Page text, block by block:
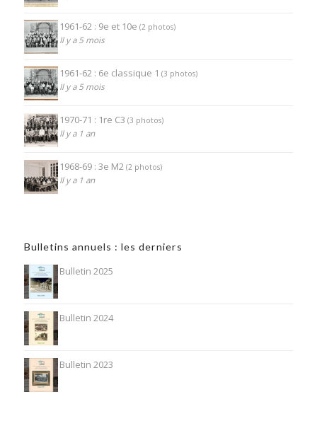
1961-62 : 9e et 10e (2 photos)
Il y a 5 mois
1961-62 : 6e classique 1 (3 photos)
Il y a 5 mois
1970-71 : 1re C3 (3 photos)
Il y a 1 an
1968-69 : 3e M2 (2 photos)
Il y a 1 an
Bulletins annuels : les derniers
Bulletin 2025
Bulletin 2024
Bulletin 2023